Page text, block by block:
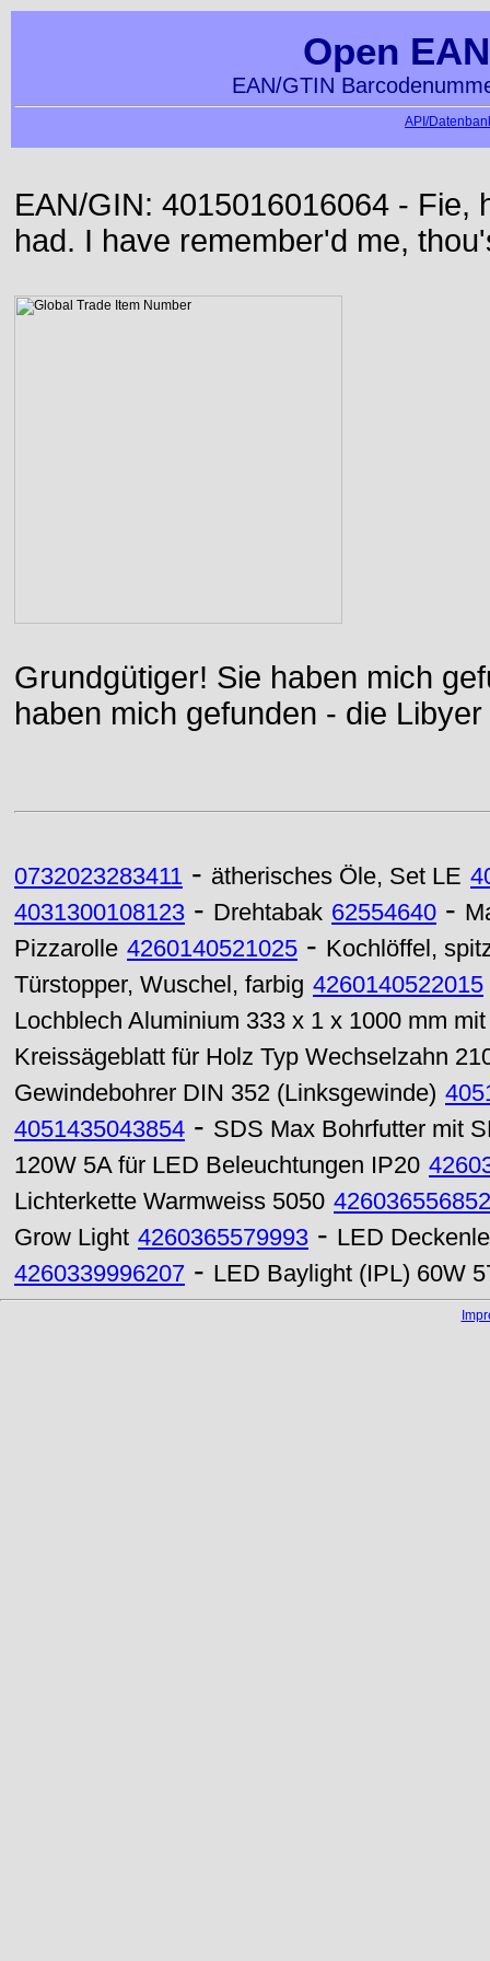
Open
EAN/GTIN
API/
EAN/GIN: 4015016016064 - Fie,
had. I have remember'd me,
Grundgütiger! Sie haben mich
haben mich gefunden - die
0732023283411 - ätherisches Öle, Set LE
4031300108123 - Drehtabak 62554640 -
Pizzarolle 4260140521025 - Kochlöffel,
Türstopper, Wuschel, farbig 4260140522015
Lochblech Aluminium 333 x 1 x 1000 mm
Kreissägeblatt für Holz Typ Wechselzahn
Gewindebohrer DIN 352 (Linksgewinde)
4051435043854 - SDS Max Bohrfutter mit
120W 5A für LED Beleuchtungen IP20
Lichterkette Warmweiss 5050
Grow Light 4260365579993 - LED
4260339996207 - LED Baylight (IPL) 60W